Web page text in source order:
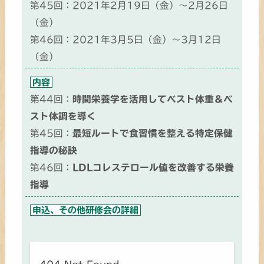
第45回：2021年2月19日（金）～2月26日
（金）
第46回：2021年3月5日（金）～3月12日
（金）
内容
第44回： 時間栄養学を活用してベスト体重＆ベ
スト体調を導く
第45回： 最短ルートで食習慣を整える特定保健
指導の秘訣
第46回：
LDLコレステロール値を改善する栄養
指導
申込、その他研修会の詳細